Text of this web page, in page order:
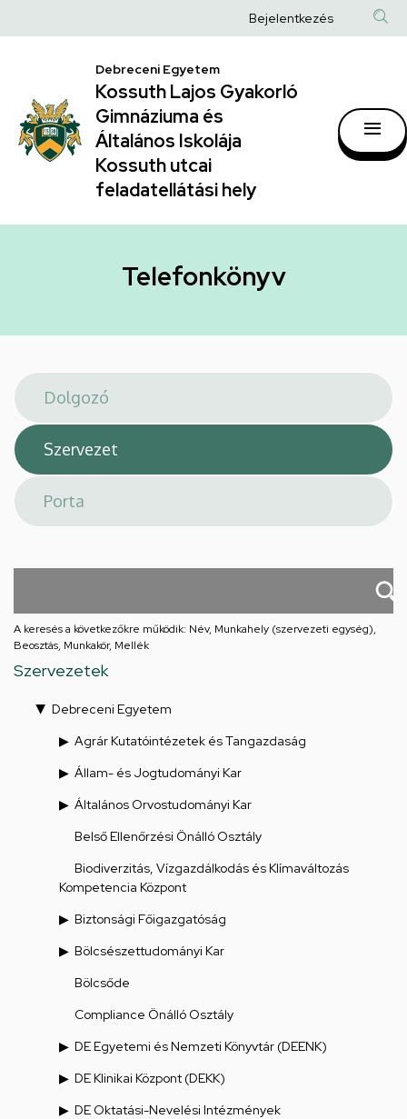
|
Kossuth
Lajos
Gyakorló
Gimnáziuma
Általános
hely
a
Anonim
fiók
Bejelentkezés
Debreceni Egyetem
Kossuth Lajos Gyakorló
Gimnáziuma és
Általános Iskolája
Kossuth utcai
feladatellátási hely
Telefonkönyv
A keresés a következőkre működik: Név, Munkahely (szervezeti egység),
Beosztás, Munkakör, Mellék
Szervezetek
Debreceni Egyetem
Agrár Kutatóintézetek és Tangazdaság
Állam- és Jogtudományi Kar
Általános Orvostudományi Kar
Belső Ellenőrzési Önálló Osztály
Biodiverzitás, Vízgazdálkodás és Klímaváltozás
Kompetencia Központ
Biztonsági Főigazgatóság
Bölcsészettudományi Kar
Bölcsőde
Compliance Önálló Osztály
DE Egyetemi és Nemzeti Könyvtár (DEENK)
DE Klinikai Központ (DEKK)
DE Oktatási-Nevelési Intézmények